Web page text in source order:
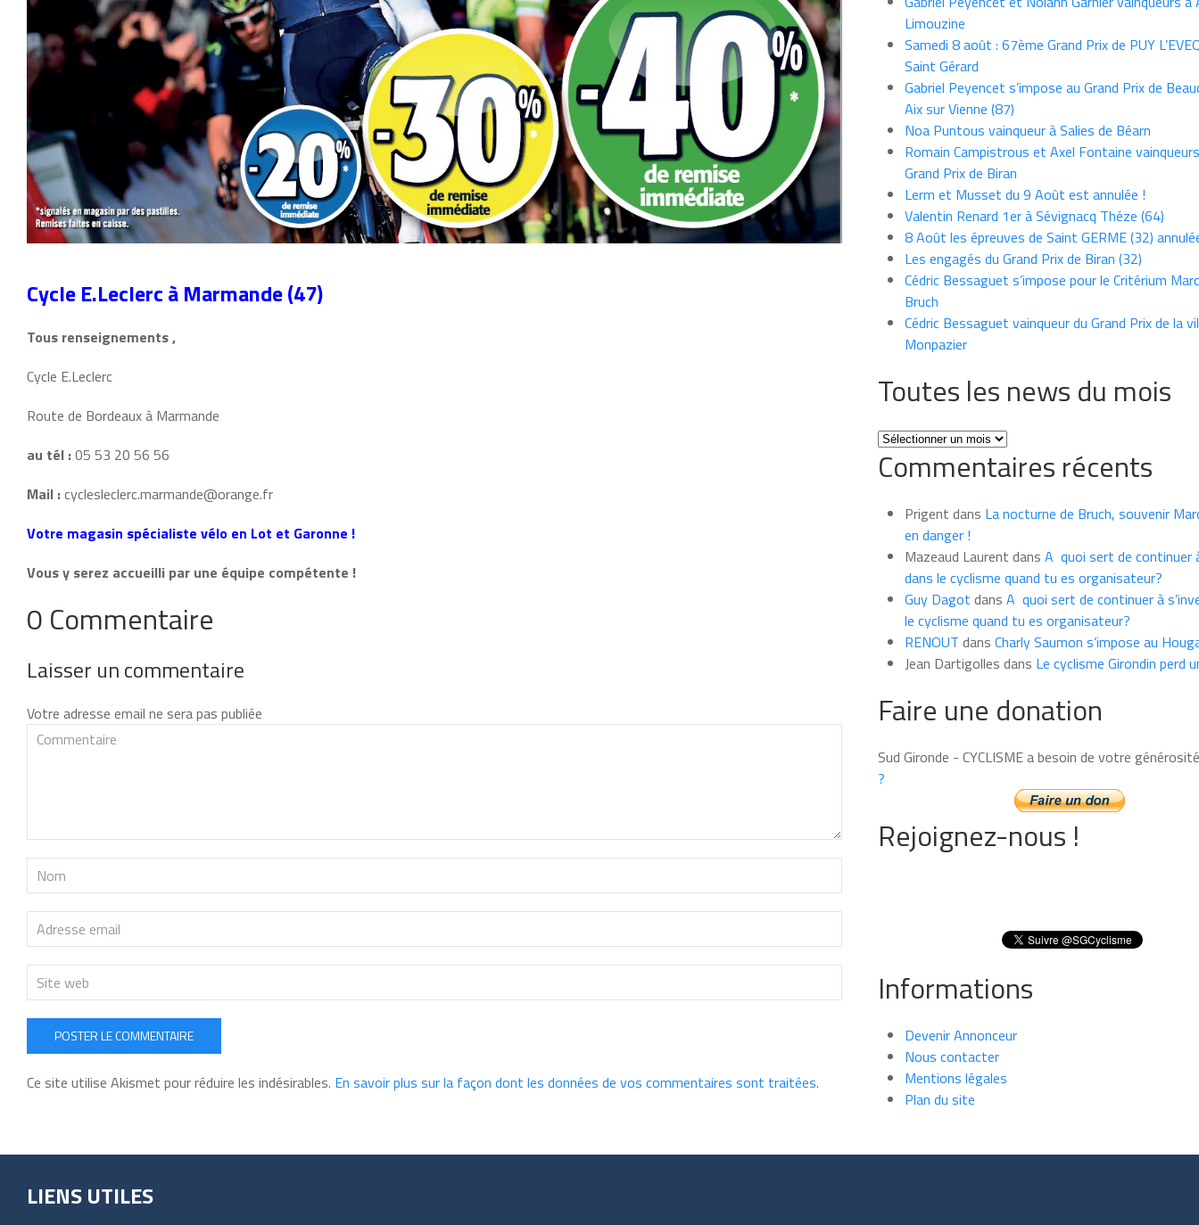
Cycle E.Leclerc à Marmande (47)
Tous renseignements ,
Cycle E.Leclerc
Route de Bordeaux à Marmande
au tél :05 53 20 56 56
Mail :cyclesleclerc.marmande@orange.fr
Votre magasin spécialiste vélo en Lot et Garonne !
Vous y serez accueilli par une équipe compétente !
0 Commentaire
Laisser un commentaire
Votre adresse email ne sera pas publiée
POSTER LE COMMENTAIRE
Ce site utilise Akismet pour réduire les indésirables. En savoir plus sur la façon dont les données de vos commentaires sont traitées.
Limouzine
Samedi 8 août : 67ème Grand Prix de PUY
Saint Gérard
Gabriel Peyencet s’impose au Grand Prix de
Aix sur Vienne (87)
Noa Puntous vainqueur à Salies de Béarn
Romain Campistrous et Axel Fontaine
Grand Prix de Biran
Lerm et Musset du 9 Août est annulée !
Valentin Renard 1er à Sévignacq Théze (64)
8 Août les épreuves de Saint GERME (32)
Les engagés du Grand Prix de Biran (32)
Cédric Bessaguet s’impose pour le Critérium
Bruch
Cédric Bessaguet vainqueur du Grand Prix de la
Monpazier
Toutes les news du mois
Toutes
les
news
mois
Commentaires récents
Prigent dans La nocturne de Bruch, souvenir
en danger !
Mazeaud Laurent dans A quoi sert de continuer
dans le cyclisme quand tu es organisateur?
Guy Dagot dans A quoi sert de continuer à
le cyclisme quand tu es organisateur?
RENOUT dans Charly Saumon s’impose au
Jean Dartigolles dans Le cyclisme Girondin perd
Faire une donation
Sud Gironde - CYCLISME a besoin de votre
?
Rejoignez-nous !
Informations
Devenir Annonceur
Nous contacter
Mentions légales
Plan du site
LIENS UTILES